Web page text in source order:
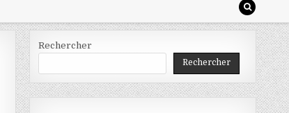
Rechercher
Rechercher